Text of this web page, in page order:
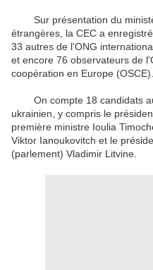
Sur présentation du
étrangères, la CEC a
33 autres de l'ONG
et encore 76 observateurs de
coopération en Europe (OSCE).
On compte 18 candidats
ukrainien, y compris le
première ministre Ioulia
Viktor Ianoukovitch et le
(parlement) Vladimir Litvine.